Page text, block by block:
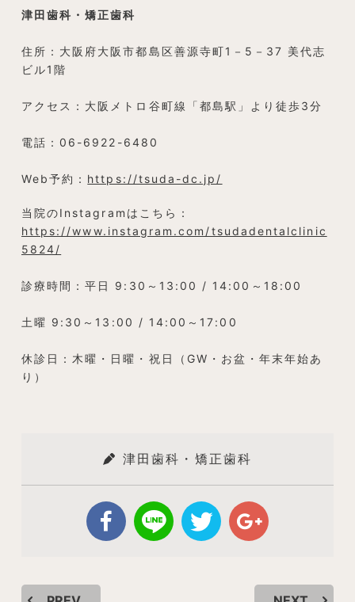
津田歯科・矯正歯科
住所：大阪府大阪市都島区善源寺町1－5－37 美代志
ビル1階
アクセス：大阪メトロ谷町線「都島駅」より徒歩3分
電話：06-6922-6480
Web予約： https://tsuda-dc.jp/
当院のInstagramはこちら：
https://www.instagram.com/tsudadentalclinic
5824/
診療時間：平日 9:30～13:00 / 14:00～18:00
土曜 9:30～13:00 / 14:00～17:00
休診日：木曜・日曜・祝日（GW・お盆・年末年始あ
り）
津田歯科・矯正歯科